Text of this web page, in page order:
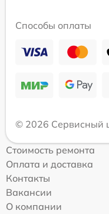
Способы оплаты
© 2026 Сервисный
Стоимость ремонта
Оплата и доставка
Контакты
Вакансии
О компании